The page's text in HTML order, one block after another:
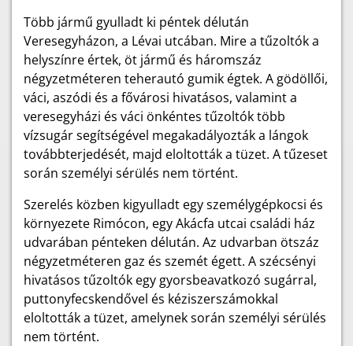
Több jármű gyulladt ki péntek délután
Veresegyházon, a Lévai utcában. Mire a tűzoltók a
helyszínre értek, öt jármű és háromszáz
négyzetméteren teherautó gumik égtek. A gödöllői,
váci, aszódi és a fővárosi hivatásos, valamint a
veresegyházi és váci önkéntes tűzoltók több
vízsugár segítségével megakadályozták a lángok
továbbterjedését, majd eloltották a tüzet. A tűzeset
során személyi sérülés nem történt.
Szerelés közben kigyulladt egy személygépkocsi és
környezete Rimócon, egy Akácfa utcai családi ház
udvarában pénteken délután. Az udvarban ötszáz
négyzetméteren gaz és szemét égett. A szécsényi
hivatásos tűzoltók egy gyorsbeavatkozó sugárral,
puttonyfecskendővel és kéziszerszámokkal
eloltották a tüzet, amelynek során személyi sérülés
nem történt.